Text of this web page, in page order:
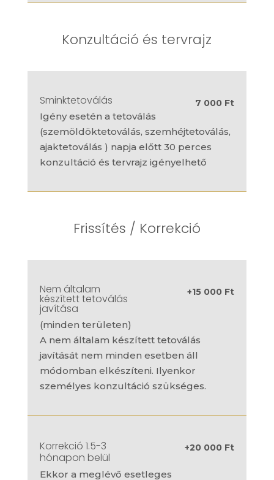
Konzultáció és tervrajz
Sminktetoválás 7 000 Ft
Igény esetén a tetoválás
(szemöldöktetoválás, szemhéjtetoválás,
ajaktetoválás ) napja előtt 30 perces
konzultáció és tervrajz igényelhető
Frissítés / Korrekció
Nem általam
készített tetoválás
javítása
+15 000 Ft
(minden területen)
A nem általam készített tetoválás
javítását nem minden esetben áll
módomban elkészíteni. Ilyenkor
személyes konzultáció szükséges.
Korrekció 1.5-3
hónapon belül
+20 000 Ft
Ekkor a meglévő esetleges